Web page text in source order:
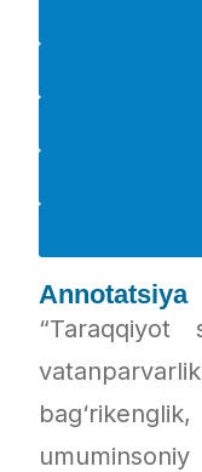
Annotatsiya
“Taraqqiyot